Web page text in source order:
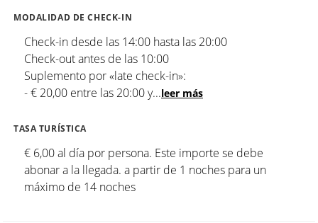
MODALIDAD DE CHECK-IN
Check-in desde las 14:00 hasta las 20:00
Check-out antes de las 10:00
Suplemento por «late check-in»:
- € 20,00 entre las 20:00 y...leer más
TASA TURÍSTICA
€ 6,00 al día por persona. Este importe se debe
abonar a la llegada. a partir de 1 noches para un
máximo de 14 noches